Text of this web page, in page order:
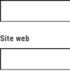
Site web